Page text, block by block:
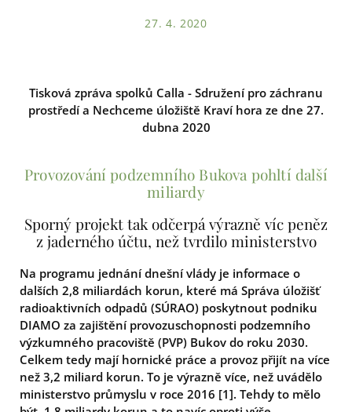
27. 4. 2020
Tisková zpráva spolků Calla - Sdružení pro záchranu
prostředí a Nechceme úložiště Kraví hora ze dne 27.
dubna 2020
Provozování podzemního Bukova pohltí další
miliardy
Sporný projekt tak odčerpá výrazně víc peněz
z jaderného účtu, než tvrdilo ministerstvo
Na programu jednání dnešní vlády je informace o
dalších 2,8 miliardách korun, které má Správa úložišť
radioaktivních odpadů (SÚRAO) poskytnout podniku
DIAMO za zajištění provozuschopnosti podzemního
výzkumného pracoviště (PVP) Bukov do roku 2030.
Celkem tedy mají hornické práce a provoz přijít na více
než 3,2 miliard korun. To je výrazně více, než uvádělo
ministerstvo průmyslu v roce 2016 [1]. Tehdy to mělo